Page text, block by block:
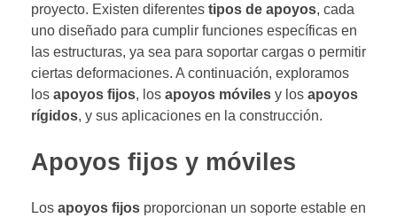
proyecto. Existen diferentes tipos de apoyos, cada
uno diseñado para cumplir funciones específicas en
las estructuras, ya sea para soportar cargas o permitir
ciertas deformaciones. A continuación, exploramos
los apoyos fijos, los apoyos móviles y los apoyos
rígidos, y sus aplicaciones en la construcción.
Apoyos fijos y móviles
Los apoyos fijos proporcionan un soporte estable en